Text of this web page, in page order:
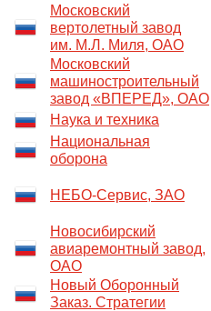
Московский
вертолетный завод
им. М.Л. Миля, ОАО
Московский
машиностроительный
завод «ВПЕРЕД», ОАО
Наука и техника
Национальная
оборона
НЕБО-Сервис, ЗАО
Новосибирский
авиаремонтный завод,
ОАО
Новый Оборонный
Заказ. Стратегии